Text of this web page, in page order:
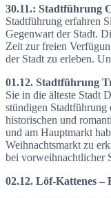
30.11.: Stadtführung
Stadtführung erfahren
Gegenwart der Stadt.
Zeit zur freien
der Stadt zu erleben.
01.12. Stadtführung
Sie in die älteste Stadt
stündigen Stadtführung
historischen und
und am Hauptmarkt
Weihnachtsmarkt zu
bei vorweihnachtlicher
02.12. Löf-Kattenes –